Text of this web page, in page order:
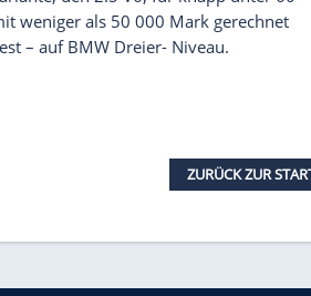
gelassen aus. Im übrigen
durch ausgeprägte
Wunsch nach
darf zwischen zwei
150 PS und einem 2,5-Liter
von 90 Grad, nicht aber über
kommt der aus demBMW